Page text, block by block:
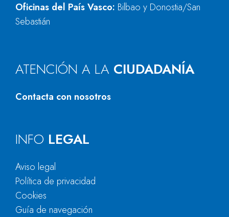
Oficinas del País Vasco: Bilbao y Donostia/San
Sebastián
ATENCIÓN A LA CIUDADANÍA
Contacta con nosotros
INFO LEGAL
Aviso legal
Política de privacidad
Cookies
Guía de navegación